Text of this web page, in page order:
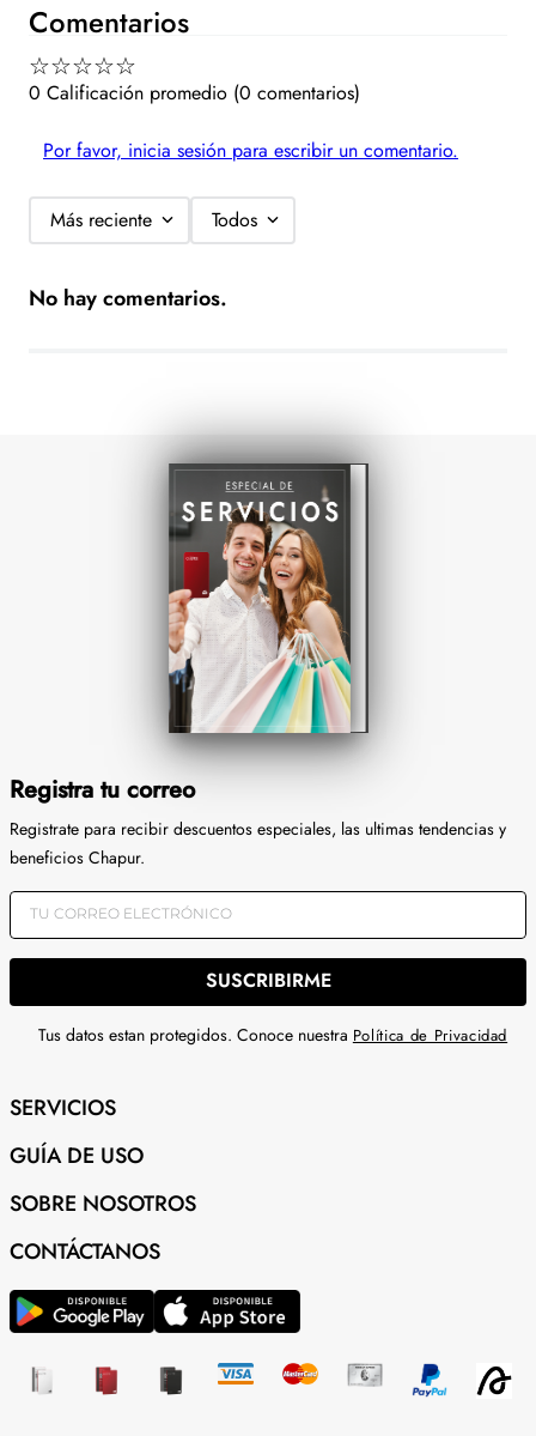
Comentarios
☆☆☆☆☆
0 Calificación promedio (0 comentarios)
Por favor, inicia sesión para escribir un comentario.
Más reciente Todos
No hay comentarios.
Registra tu correo
Registrate para recibir descuentos especiales, las ultimas tendencias y
beneficios Chapur.
SUSCRIBIRME
Tus datos estan protegidos. Conoce nuestra Política de Privacidad
SERVICIOS
GUÍA DE USO
SOBRE NOSOTROS
CONTÁCTANOS